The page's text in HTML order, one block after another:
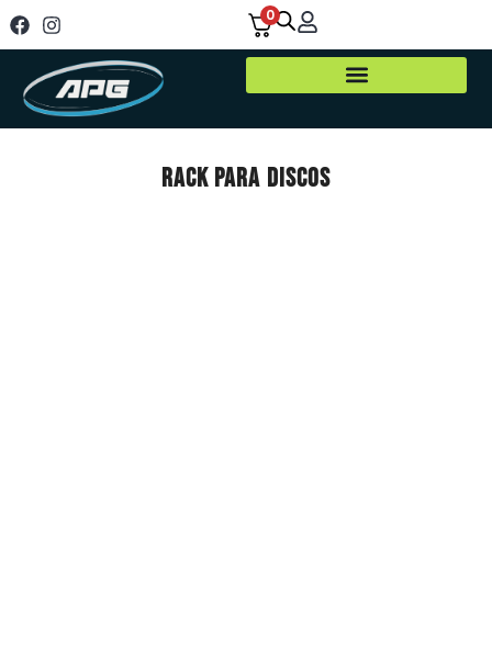
0
RACK PARA DISCOS